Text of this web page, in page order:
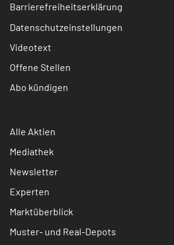
Barrierefreiheitserklärung
Datenschutzeinstellungen
Videotext
Offene Stellen
Abo kündigen
Alle Aktien
Mediathek
Newsletter
Experten
Marktüberblick
Muster- und Real-Depots